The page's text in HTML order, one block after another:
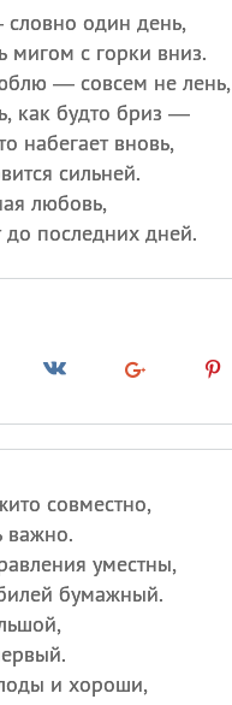
один день,
мигом с горки вниз.
— совсем не лень,
как будто бриз —
набегает вновь,
сильней.
любовь,
до последних дней.
совместно,
важно.
уместны,
бумажный.
и хороши,